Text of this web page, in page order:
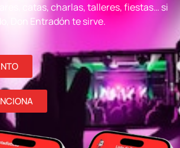
catas, charlas, talleres, fiestas… si
Don Entradón te sirve.